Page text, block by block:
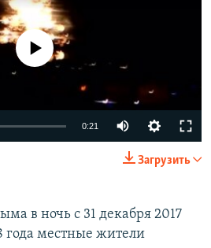
currently available
0:21
Загрузить
в ночь с 31 декабря 2017
года местные жители